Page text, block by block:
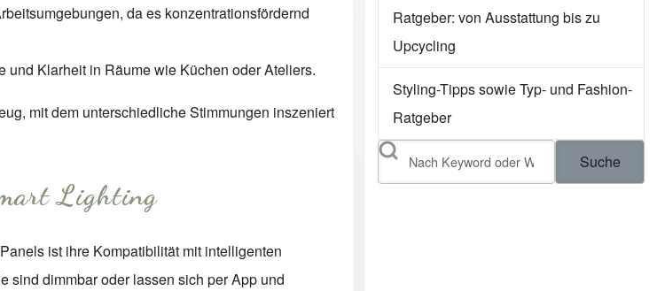
da es konzentrationsfördernd
und Klarheit in Räume wie Küchen oder Ateliers.
mit dem unterschiedliche Stimmungen inszeniert
Lighting
ist ihre Kompatibilität mit intelligenten
sind dimmbar oder lassen sich per App und
Ratgeber: von Ausstattung bis zu
Upcycling
Styling-Tipps sowie Typ- und Fashion-
Ratgeber
Suche